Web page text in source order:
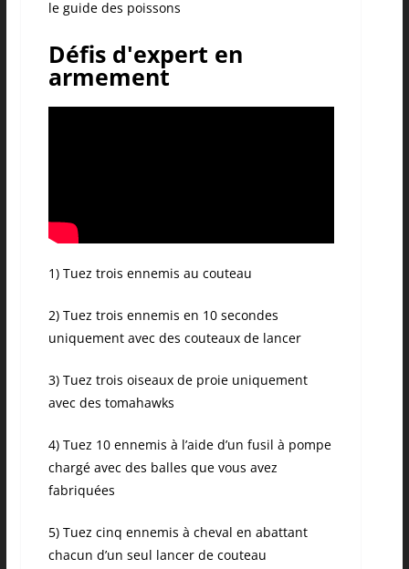
le guide des poissons
Défis d'expert en
armement
1) Tuez trois ennemis au couteau
2) Tuez trois ennemis en 10 secondes
uniquement avec des couteaux de lancer
3) Tuez trois oiseaux de proie uniquement
avec des tomahawks
4) Tuez 10 ennemis à l’aide d’un fusil à pompe
chargé avec des balles que vous avez
fabriquées
5) Tuez cinq ennemis à cheval en abattant
chacun d’un seul lancer de couteau